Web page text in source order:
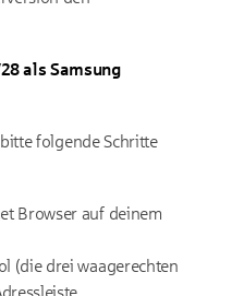
als Samsung
folgende Schritte
Browser auf deinem
(die drei waagerechten